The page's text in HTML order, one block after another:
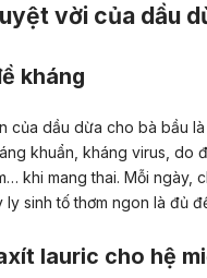
vời của dầu
kháng
của dầu dừa cho bà bầu
khuẩn, kháng virus, do
khi mang thai. Mỗi ngày,
sinh tố thơm ngon là đủ
lauric cho hệ